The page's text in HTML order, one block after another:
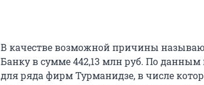
В качестве возможной причины
Банку в сумме 442,13 млн руб. По данным
для ряда фирм Турманидзе, в числе